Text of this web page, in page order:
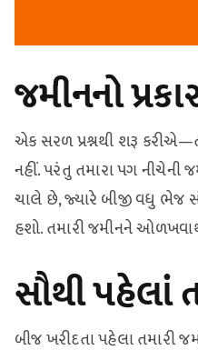
જમીનનો
એક સરળ પ્રશ્નથી શરૂ
નહીં. પરંતુ તમારા પગ નીચેની
ચાલે છે, જ્યારે બીજી વધુ ભેજ
હશો. તમારી જમીનને
સૌથી પહેલાં
બીજ ખરીદતા પહેલા તમારી